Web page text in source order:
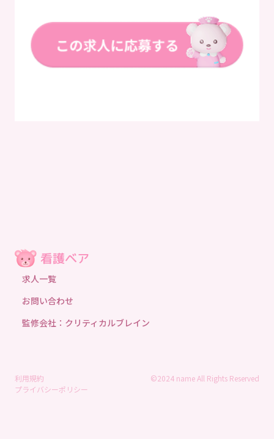
求人一覧
お問い合わせ
監修会社：クリティカルブレイン
利用規約
プライバシーポリシー
©2024 name All Rights Reserved